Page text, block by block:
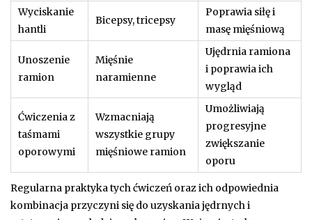
Wyciskanie
hantli
Bicepsy, tricepsy
Poprawia siłę i
masę mięśniową
Unoszenie
ramion
Mięśnie
naramienne
Ujędrnia ramiona
i poprawia ich
wygląd
Ćwiczenia z
taśmami
oporowymi
Wzmacniają
wszystkie grupy
mięśniowe ramion
Umożliwiają
progresyjne
zwiększanie
oporu
Regularna praktyka tych ćwiczeń oraz ich odpowiednia
kombinacja przyczyni się do uzyskania jędrnych i